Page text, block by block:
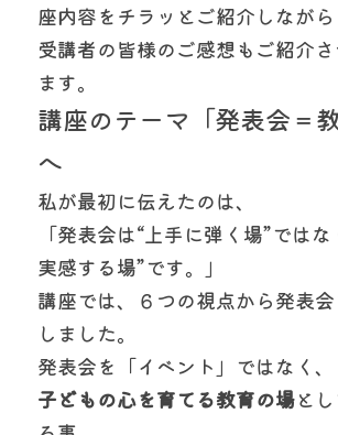
座内容をチラッとご紹介しながら
受講者の皆様のご感想もご紹介
ます。
講座のテーマ「発表会＝教
へ
私が最初に伝えたのは、
「発表会は“上手に弾く場”では
実感する場”です。」
講座では、６つの視点から発表
しました。
発表会を「イベント」ではなく、
子どもの心を育てる教育の場と